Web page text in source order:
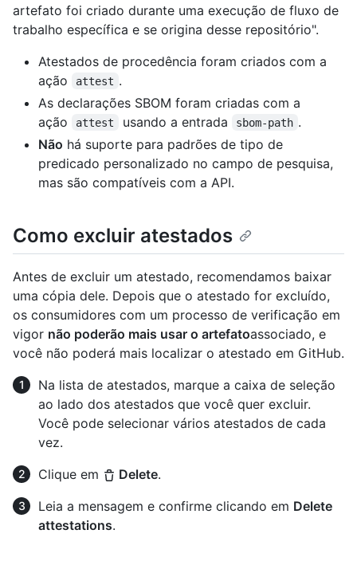
artefato foi criado durante uma execução de fluxo de
trabalho específica e se origina desse repositório".
Atestados de procedência foram criados com a
ação
attest .
As declarações SBOM foram criadas com a
ação
attest usando a entrada sbom-path .
Não há suporte para padrões de tipo de
predicado personalizado no campo de pesquisa,
mas são compatíveis com a API.
Como excluir atestados
Antes de excluir um atestado, recomendamos baixar
uma cópia dele. Depois que o atestado for excluído,
os consumidores com um processo de verificação em
vigor não poderão mais usar o artefatoassociado, e
você não poderá mais localizar o atestado em GitHub.
Na lista de atestados, marque a caixa de seleção
ao lado dos atestados que você quer excluir.
Você pode selecionar vários atestados de cada
vez.
Clique em
Delete.
Leia a mensagem e confirme clicando em Delete
attestations.